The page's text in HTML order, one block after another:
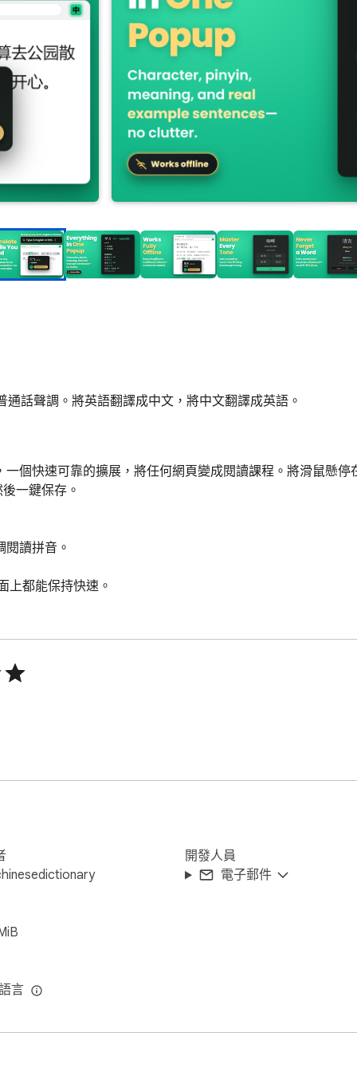
話聲調。將英語翻譯成中文，將中文翻譯成英語。
個快速可靠的擴展，將任何網頁變成閱讀課程。將滑鼠懸
一鍵保存。
讀拼音。
上都能保持快速。
7-9。
。
顧它們。
言
開發人員
電子郵件